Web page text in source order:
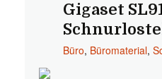
Gigaset
Büro, Büromaterial,